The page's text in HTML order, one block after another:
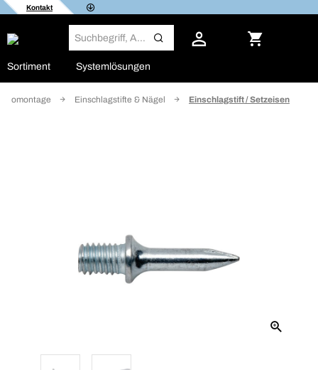
Kontakt
Sortiment Systemlösungen
Einschlagstifte & Nägel Einschlagstift / Setzeisen